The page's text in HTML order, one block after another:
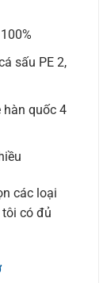
sấu PE 2,
hàn quốc 4
các loại
có đủ